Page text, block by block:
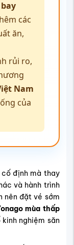
các
ăn,
rủi ro,
Nam
của
cố định mà thay
và hành trình
nên đặt vé sớm
mùa thấp
nghiệm săn